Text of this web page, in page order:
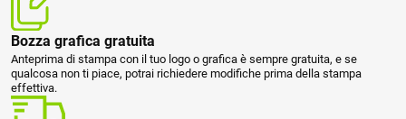
Bozza grafica gratuita
Anteprima di stampa con il tuo logo o grafica è sempre gratuita, e se
qualcosa non ti piace, potrai richiedere modifiche prima della stampa
effettiva.